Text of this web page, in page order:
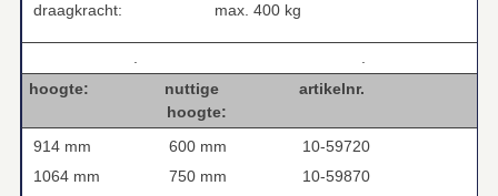
draagkracht: max. 400 kg
.
.
hoogte: nuttige artikelnr.
hoogte:
914 mm
600 mm
10-59720
1064 mm
750 mm
10-59870